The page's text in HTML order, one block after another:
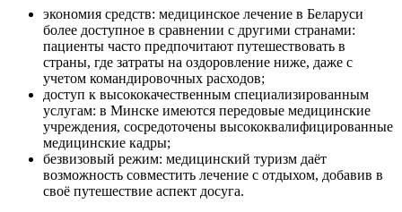
экономия средств: медицинское лечение в Беларуси
более доступное в сравнении с другими странами:
пациенты часто предпочитают путешествовать в
страны, где затраты на оздоровление ниже, даже с
учетом командировочных расходов;
доступ к высококачественным специализированным
услугам: в Минске имеются передовые медицинские
учреждения, сосредоточены высококвалифицированные
медицинские кадры;
безвизовый режим: медицинский туризм даёт
возможность совместить лечение с отдыхом, добавив в
своё путешествие аспект досуга.